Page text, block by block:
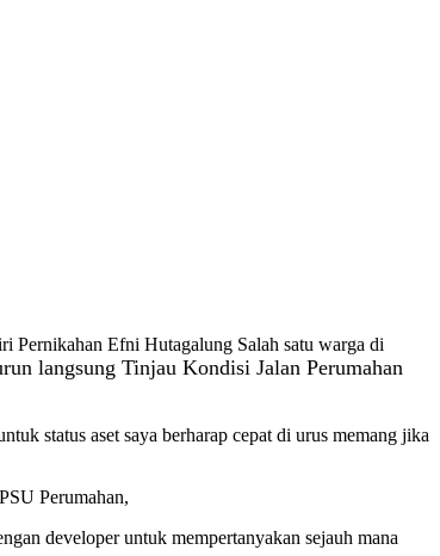
Pernikahan Efni Hutagalung Salah satu warga di
langsung Tinjau Kondisi Jalan Perumahan
status aset saya berharap cepat di urus memang jika
Perumahan,
developer untuk mempertanyakan sejauh mana